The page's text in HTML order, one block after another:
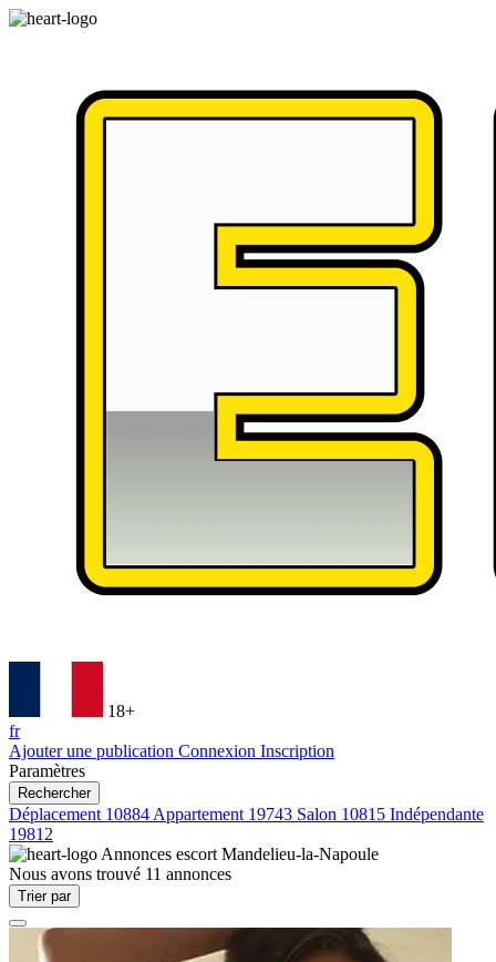
18+
fr
Ajouter une publication Connexion Inscription
Paramètres
Rechercher
Déplacement 10884 Appartement 19743 Salon 10815 Indépendante
19812
Annonces escort Mandelieu-la-Napoule
Nous avons trouvé 11 annonces
Trier par